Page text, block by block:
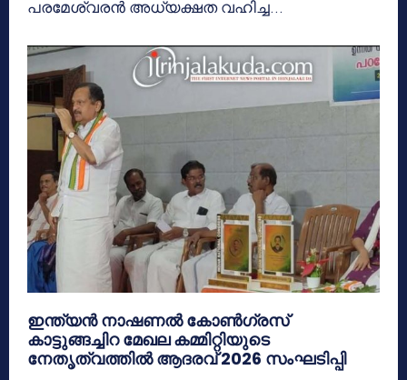
പരമേശ്വരൻ അധ്യക്ഷത വഹിച്ച...
ഇന്ത്യൻ നാഷണൽ കോൺഗ്രസ്
കാട്ടുങ്ങച്ചിറ മേഖല കമ്മിറ്റിയുടെ
നേതൃത്വത്തിൽ ആദരവ് 2026 സംഘടിപ്പി